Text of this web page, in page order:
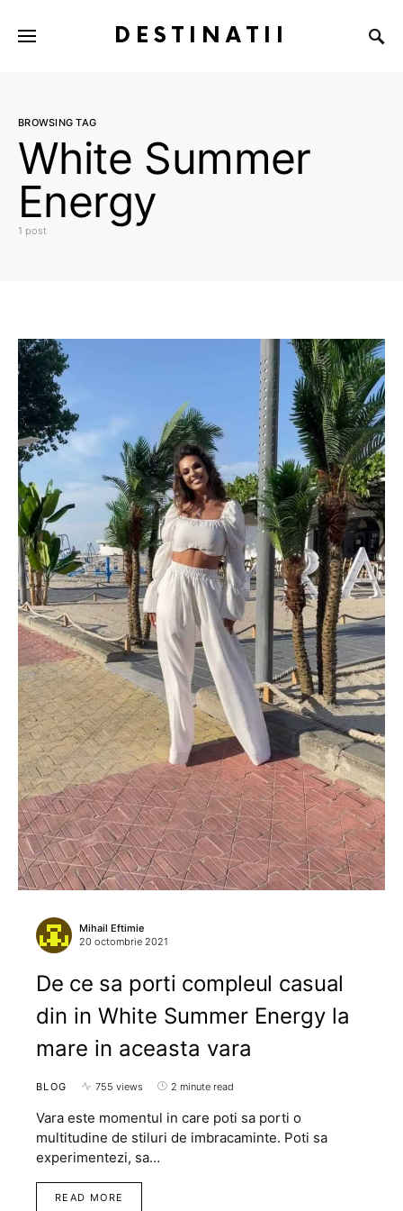
DESTINATII
BROWSING TAG
White Summer
Energy
1 post
Mihail Eftimie
20 octombrie 2021
De ce sa porti compleul casual
din in White Summer Energy la
mare in aceasta vara
BLOG 755 views 2 minute read
Vara este momentul in care poti sa porti o
multitudine de stiluri de imbracaminte. Poti sa
experimentezi, sa…
READ MORE